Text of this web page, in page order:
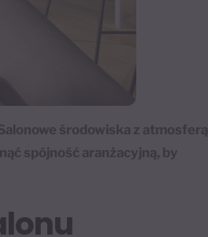
środowiska z atmosferą
spójność aranżacyjną, by